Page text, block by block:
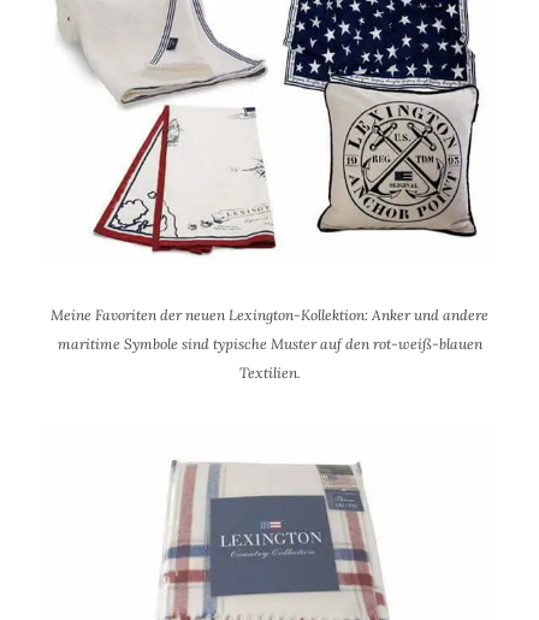
Meine Favoriten der neuen Lexington-Kollektion: Anker und andere
maritime Symbole sind typische Muster auf den rot-weiß-blauen
Textilien.